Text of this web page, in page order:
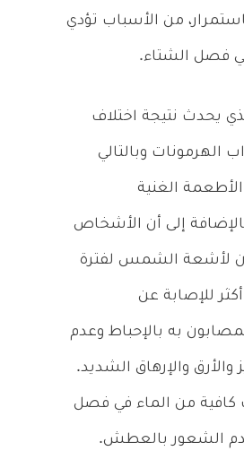
من الأسباب تؤدي
في فصل الشتاء.
يحدث نتيجة اختلاف
الهرمونات وبالتالي
الغنية
إلى أن الأشخاص
لأشعة الشمس لفترة
للإصابة عن
به بالإحباط وعدم
والأرق والإرهاق الشديد.
من الماء في فصل
الشعور بالعطش.